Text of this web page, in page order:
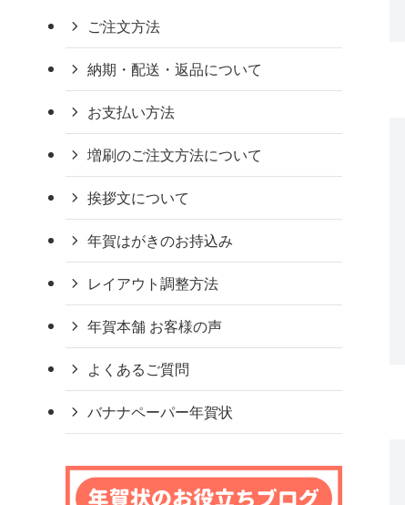
ご注文方法
納期・配送・返品について
お支払い方法
増刷のご注文方法について
挨拶文について
年賀はがきのお持込み
レイアウト調整方法
年賀本舗 お客様の声
よくあるご質問
バナナペーパー年賀状